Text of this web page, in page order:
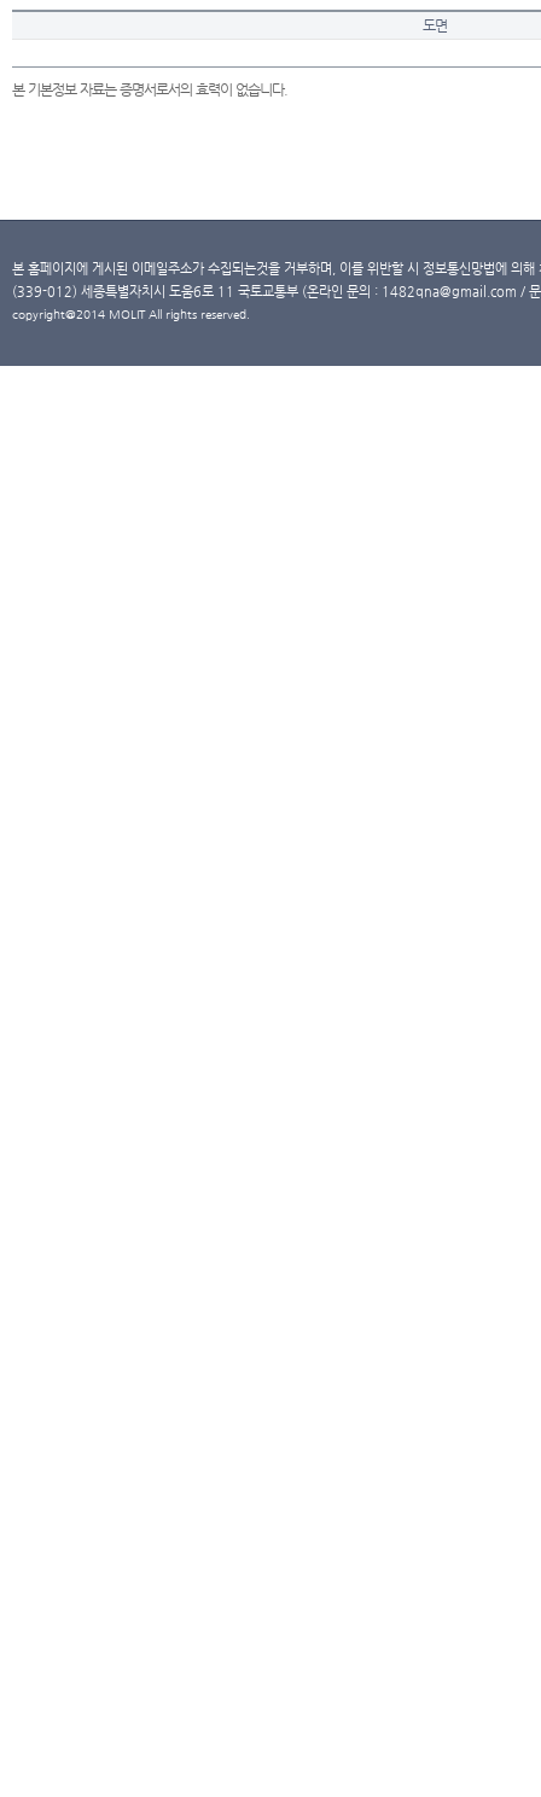
도면
본 기본정보 자료는 증명서로서의 효력이 없습니다.
본 홈페이지에 게시된 이메일주소가 수집되는것을 거부하며, 이를 위반할 시 정보통신망법에 의
(339-012) 세종특별자치시 도움6로 11 국토교통부 (온라인 문의 : 1482qna@gmail.com /
copyright@2014 MOLIT All rights reserved.